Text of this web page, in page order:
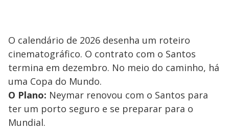
O calendário de 2026 desenha um roteiro
cinematográfico. O contrato com o Santos
termina em dezembro. No meio do caminho, há
uma Copa do Mundo.
O Plano: Neymar renovou com o Santos para
ter um porto seguro e se preparar para o
Mundial.